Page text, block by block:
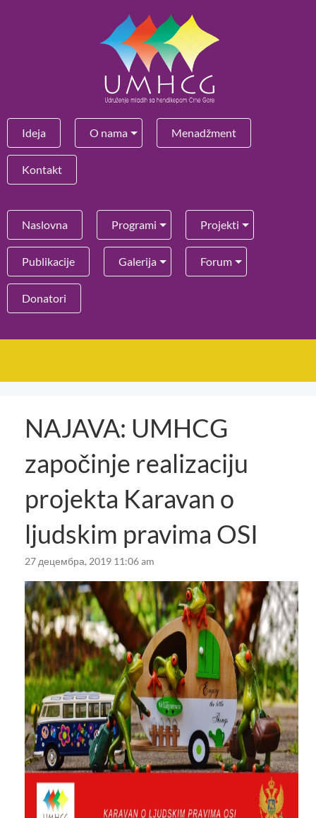
Ideja O nama Menadžment
Kontakt
Naslovna Programi Projekti
Publikacije Galerija Forum
Donatori
NAJAVA: UMHCG
započinje realizaciju
projekta Karavan o
ljudskim pravima OSI
27 децембра, 2019 11:06 am